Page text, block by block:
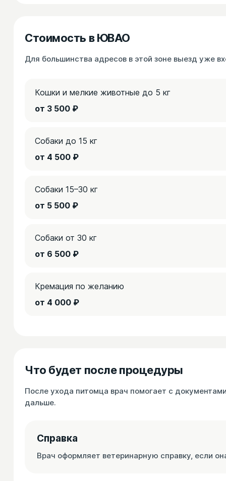
Стоимость в ЮВАО
Для большинства адресов в этой зоне выезд уже
Кошки и мелкие животные до 5 кг
от 3 500 ₽
Собаки до 15 кг
от 4 500 ₽
Собаки 15–30 кг
от 5 500 ₽
Собаки от 30 кг
от 6 500 ₽
Кремация по желанию
от 4 000 ₽
Что будет после процедуры
После ухода питомца врач помогает с
дальше.
Справка
Врач оформляет ветеринарную справку, если